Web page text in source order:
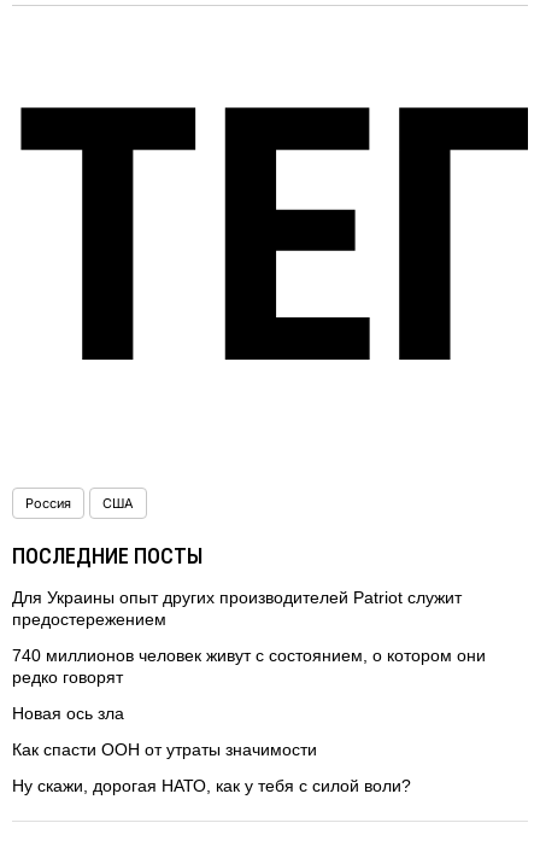
Россия США
ПОСЛЕДНИЕ ПОСТЫ
Для Украины опыт других производителей Patriot служит
предостережением
740 миллионов человек живут с состоянием, о котором они
редко говорят
Новая ось зла
Как спасти ООН от утраты значимости
Ну скажи, дорогая НАТО, как у тебя с силой воли?